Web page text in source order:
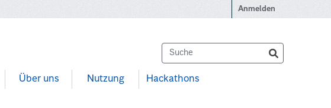
Anmelden
Über uns Nutzung Hackathons